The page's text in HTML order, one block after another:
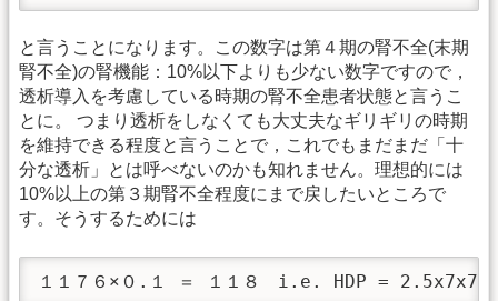
と言うことになります。この数字は第４期の腎不全(末期
腎不全)の腎機能：10%以下よりも少ない数字ですので，
透析導入を考慮している時期の腎不全患者状態と言うこ
とに。 つまり透析をしなくても大丈夫なギリギリの時期
を維持できる程度と言うことで，これでもまだまだ「十
分な透析」とは呼べないのかも知れません。理想的には
10%以上の第３期腎不全程度にまで戻したいところで
す。そうするためには
１１７６×０.１ ＝ １１８　i.e. HDP = 2.5x7x7